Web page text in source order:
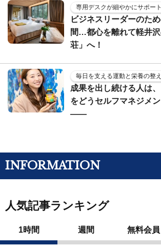
専用デスクが細やかにサポート
ビジネスリーダーのた
間…都心を離れて軽井
荘」へ！
毎日を支える運動と栄養の整
成果を出し続ける人は
をどうセルフマネジメ
——
INFORMATION
人気記事ランキング
1時間 週間 無料会員